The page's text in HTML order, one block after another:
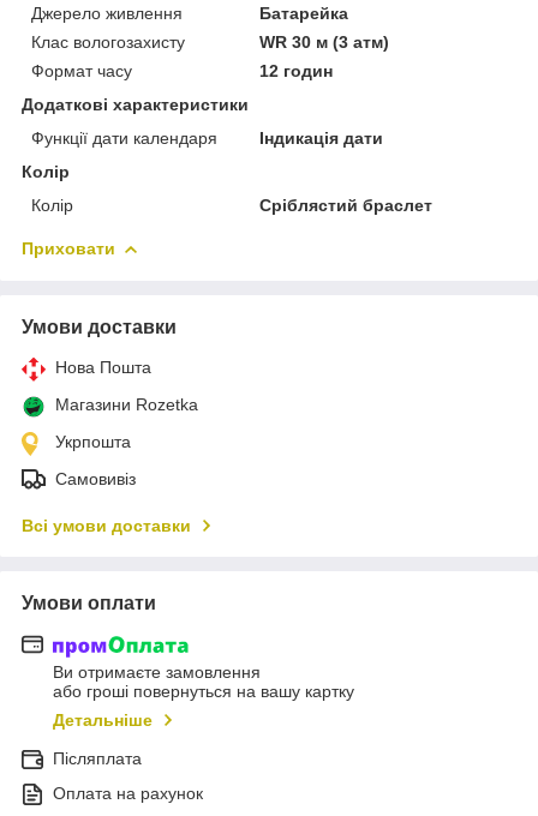
Джерело живлення
Батарейка
Клас вологозахисту
WR 30 м (3 атм)
Формат часу
12 годин
Додаткові характеристики
Функції дати календаря
Індикація дати
Колір
Колір
Сріблястий браслет
Приховати
Умови доставки
Нова Пошта
Магазини Rozetka
Укрпошта
Самовивіз
Всі умови доставки
Умови оплати
Ви отримаєте замовлення
або гроші повернуться на вашу картку
Детальніше
Післяплата
Оплата на рахунок